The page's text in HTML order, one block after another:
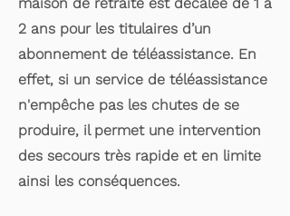
2 ans pour les titulaires d’un
abonnement de téléassistance. En
effet, si un service de téléassistance
n'empêche pas les chutes de se
produire, il permet une intervention
des secours très rapide et en limite
ainsi les conséquences.